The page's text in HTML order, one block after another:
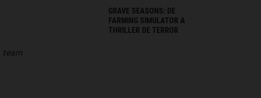
team
GRAVE SEASONS: DE
FARMING SIMULATOR A
THRILLER DE TERROR